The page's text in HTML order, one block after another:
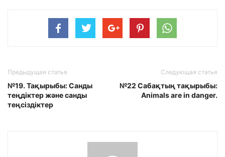
Предыдущая статья
№19. Тақырыбы: Санды
теңдіктер және санды
теңсіздіктер
Следующая статья
№22 Сабақтың тақырыбы:
Animals are in danger.